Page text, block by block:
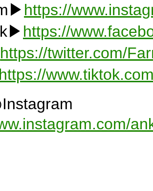
https://
https://
https://twitter.com/
https://